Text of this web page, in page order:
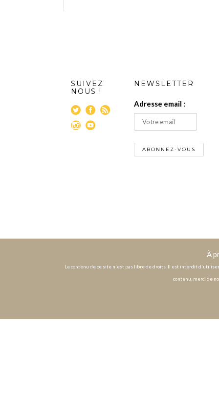
SUIVEZ
NOUS !
NEWSLETTER
Adresse email :
À
Le contenu de ce site n'est pas libre de droits. Il est interdit
contenu, merci de